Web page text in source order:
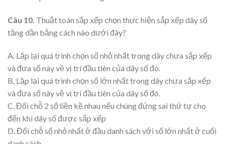
Câu 10. Thuật toán sắp xếp chọn thực hiện sắp xếp dãy số
tăng dần bằng cách nào dưới đây?
A. Lặp lại quá trình chọn số nhỏ nhất trong dãy chưa sắp xếp
và đưa số này về vị trí đầu tiên của dãy số đó.
B. Lặp lại quá trình chọn số lớn nhất trong dãy chưa sắp xếp
và đưa số này về vị trí đầu tiên của dãy số đó.
C. Đổi chỗ 2 số liền kề nhau nếu chúng đứng sai thứ tự cho
đến khi dãy số được sắp xếp
D. Đổi chỗ số nhỏ nhất ở đầu danh sách với số lớn nhất ở cuối